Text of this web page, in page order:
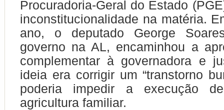
Procuradoria-Geral do Estado
inconstitucionalidade na matéria.
ano, o deputado George
governo na AL, encaminhou a
complementar à governadora e
ideia era corrigir um “transtorno
poderia impedir a execução
agricultura familiar.